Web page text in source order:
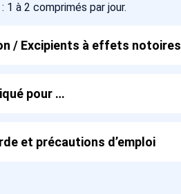
1 à 2 comprimés par jour.
/ Excipients à effets notoires
pour …
et précautions d’emploi